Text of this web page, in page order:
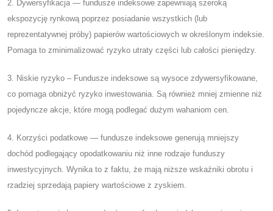
2. Dywersyfikacja — fundusze indeksowe zapewniają szeroką
ekspozycję rynkową poprzez posiadanie wszystkich (lub
reprezentatywnej próby) papierów wartościowych w określonym indeksie.
Pomaga to zminimalizować ryzyko utraty części lub całości pieniędzy.
3. Niskie ryzyko – Fundusze indeksowe są wysoce zdywersyfikowane,
co pomaga obniżyć ryzyko inwestowania. Są również mniej zmienne niż
pojedyncze akcje, które mogą podlegać dużym wahaniom cen.
4. Korzyści podatkowe — fundusze indeksowe generują mniejszy
dochód podlegający opodatkowaniu niż inne rodzaje funduszy
inwestycyjnych. Wynika to z faktu, że mają niższe wskaźniki obrotu i
rzadziej sprzedają papiery wartościowe z zyskiem.